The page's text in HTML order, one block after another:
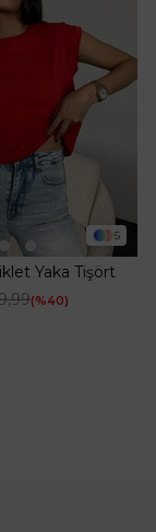
5
Yaka Tişört
%40